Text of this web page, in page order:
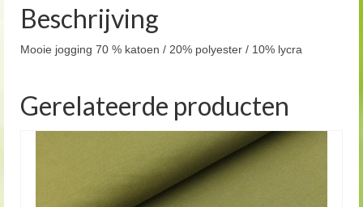
Beschrijving
Mooie jogging 70 % katoen / 20% polyester / 10% lycra
Gerelateerde producten